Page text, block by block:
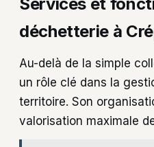
Services et
déchetterie à
Au-delà de la simple
un rôle clé dans la
territoire. Son
valorisation maximale